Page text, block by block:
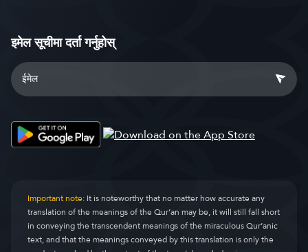
इमेल सूचीमा दर्ता गर्नुहोस्
Important note:It is noteworthy that no matter how accurate any
translation of the meanings of the Qur’an may be, it will still fall short
in conveying the transcendent meanings of the miraculous Qur’anic
text, and that the meanings conveyed by this translation is only the